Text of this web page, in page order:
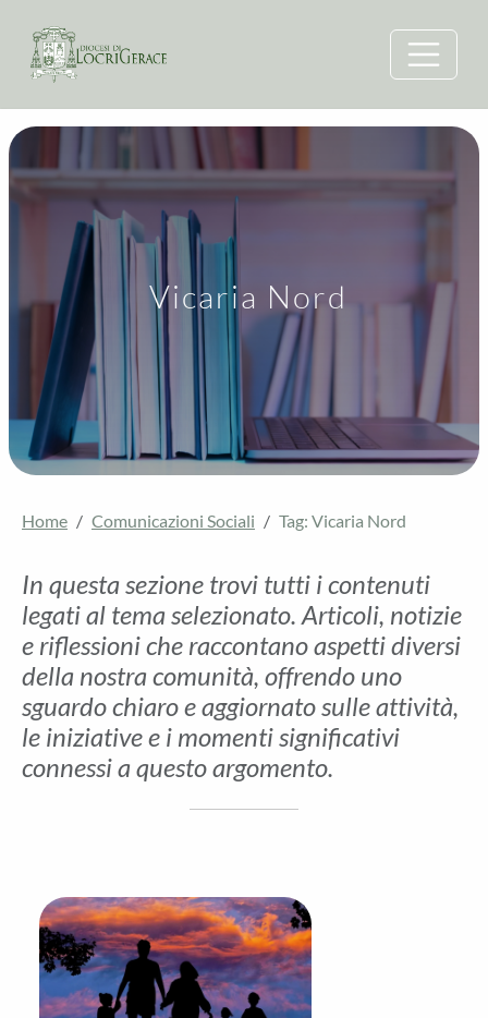
Vicaria Nord
Home Comunicazioni Sociali Tag: Vicaria Nord
In questa sezione trovi tutti i contenuti
legati al tema selezionato. Articoli, notizie
e riflessioni che raccontano aspetti diversi
della nostra comunità, offrendo uno
sguardo chiaro e aggiornato sulle attività,
le iniziative e i momenti significativi
connessi a questo argomento.